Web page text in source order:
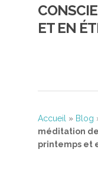
ET EN
Accueil » Blog
méditation
printemps et